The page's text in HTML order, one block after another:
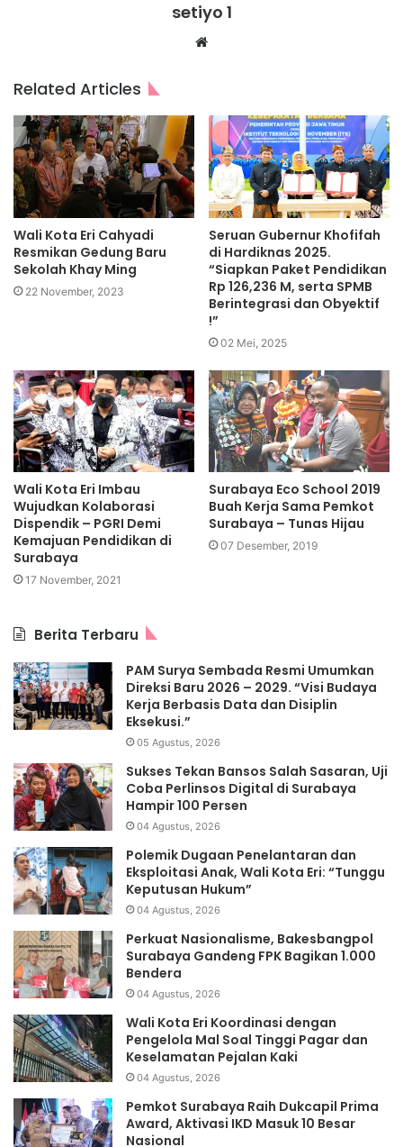
setiyo 1
Website
Related Articles
Wali Kota Eri Cahyadi
Resmikan Gedung Baru
Sekolah Khay Ming
22 November, 2023
Seruan Gubernur Khofifah
di Hardiknas 2025.
“Siapkan Paket Pendidikan
Rp 126,236 M, serta SPMB
Berintegrasi dan Obyektif
!”
02 Mei, 2025
Wali Kota Eri Imbau
Wujudkan Kolaborasi
Dispendik – PGRI Demi
Kemajuan Pendidikan di
Surabaya
17 November, 2021
Surabaya Eco School 2019
Buah Kerja Sama Pemkot
Surabaya – Tunas Hijau
07 Desember, 2019
Berita Terbaru
PAM Surya Sembada Resmi Umumkan
Direksi Baru 2026 – 2029. “Visi Budaya
Kerja Berbasis Data dan Disiplin
Eksekusi.”
05 Agustus, 2026
Sukses Tekan Bansos Salah Sasaran, Uji
Coba Perlinsos Digital di Surabaya
Hampir 100 Persen
04 Agustus, 2026
Polemik Dugaan Penelantaran dan
Eksploitasi Anak, Wali Kota Eri: “Tunggu
Keputusan Hukum”
04 Agustus, 2026
Perkuat Nasionalisme, Bakesbangpol
Surabaya Gandeng FPK Bagikan 1.000
Bendera
04 Agustus, 2026
Wali Kota Eri Koordinasi dengan
Pengelola Mal Soal Tinggi Pagar dan
Keselamatan Pejalan Kaki
04 Agustus, 2026
Pemkot Surabaya Raih Dukcapil Prima
Award, Aktivasi IKD Masuk 10 Besar
Nasional